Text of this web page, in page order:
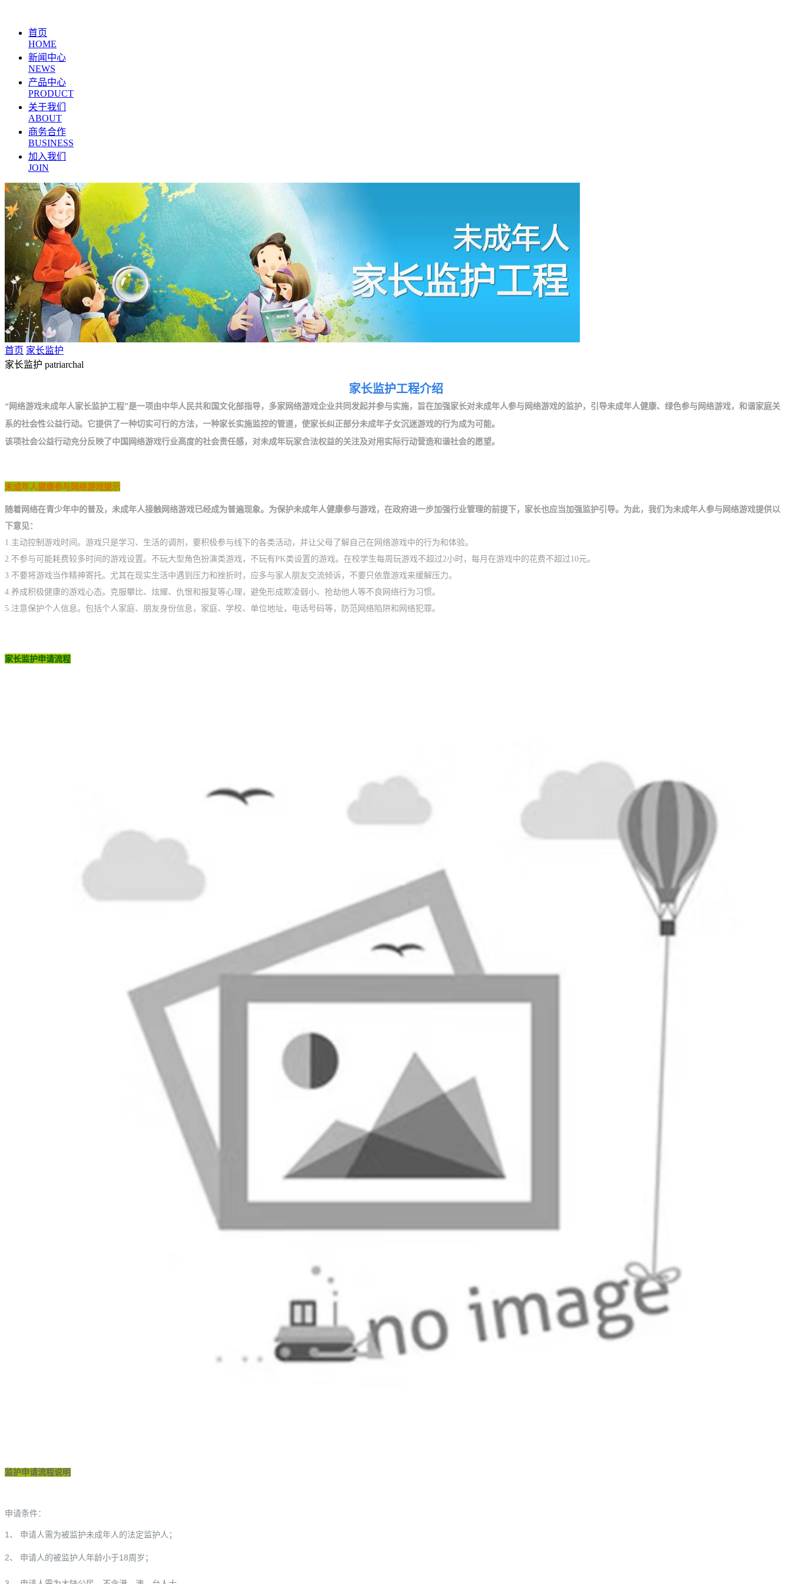
首页
HOME
新闻中心
NEWS
产品中心
PRODUCT
关于我们
ABOUT
商务合作
BUSINESS
加入我们
JOIN
首页 家长监护
家长监护 patriarchal
家长监护工程介绍
“网络游戏未成年人家长监护工程”是一项由中华人民共和国文化部指导，多家网络游戏企业共同发起并参与实施，旨在加强家长对未成年人参与网络游戏的监护，引导未成年人健康、绿色参与网络游戏，和谐家庭关
系的社会性公益行动。它提供了一种切实可行的方法，一种家长实施监控的管道，使家长纠正部分未成年子女沉迷游戏的行为成为可能。
该项社会公益行动充分反映了中国网络游戏行业高度的社会责任感，对未成年玩家合法权益的关注及对用实际行动营造和谐社会的愿望。
未成年人健康参与网络游戏提示
随着网络在青少年中的普及，未成年人接触网络游戏已经成为普遍现象。为保护未成年人健康参与游戏，在政府进一步加强行业管理的前提下，家长也应当加强监护引导。为此，我们为未成年人参与网络游戏提供以
下意见：
1.主动控制游戏时间。游戏只是学习、生活的调剂，要积极参与线下的各类活动，并让父母了解自己在网络游戏中的行为和体验。
2.不参与可能耗费较多时间的游戏设置。不玩大型角色扮演类游戏，不玩有PK类设置的游戏。在校学生每周玩游戏不超过2小时，每月在游戏中的花费不超过10元。
3.不要将游戏当作精神寄托。尤其在现实生活中遇到压力和挫折时，应多与家人朋友交流倾诉，不要只依靠游戏来缓解压力。
4.养成积极健康的游戏心态。克服攀比、炫耀、仇恨和报复等心理，避免形成欺凌弱小、抢劫他人等不良网络行为习惯。
5.注意保护个人信息。包括个人家庭、朋友身份信息，家庭、学校、单位地址，电话号码等，防范网络陷阱和网络犯罪。
家长监护申请流程
监护申请流程说明
申请条件：
1、 申请人需为被监护未成年人的法定监护人；
2、 申请人的被监护人年龄小于18周岁；